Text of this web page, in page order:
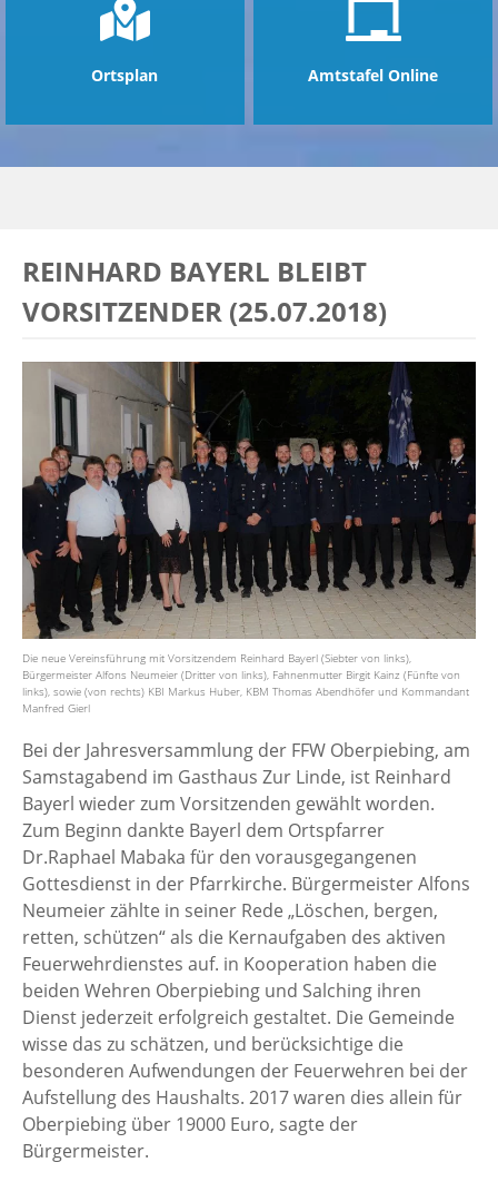
Ortsplan Amtstafel Online
REINHARD BAYERL BLEIBT
VORSITZENDER (25.07.2018)
Die neue Vereinsführung mit Vorsitzendem Reinhard Bayerl (Siebter von links),
Bürgermeister Alfons Neumeier (Dritter von links), Fahnenmutter Birgit Kainz (Fünfte von
links), sowie (von rechts) KBI Markus Huber, KBM Thomas Abendhöfer und Kommandant
Manfred Gierl
Bei der Jahresversammlung der FFW Oberpiebing, am
Samstagabend im Gasthaus Zur Linde, ist Reinhard
Bayerl wieder zum Vorsitzenden gewählt worden.
Zum Beginn dankte Bayerl dem Ortspfarrer
Dr.Raphael Mabaka für den vorausgegangenen
Gottesdienst in der Pfarrkirche. Bürgermeister Alfons
Neumeier zählte in seiner Rede „Löschen, bergen,
retten, schützen“ als die Kernaufgaben des aktiven
Feuerwehrdienstes auf. in Kooperation haben die
beiden Wehren Oberpiebing und Salching ihren
Dienst jederzeit erfolgreich gestaltet. Die Gemeinde
wisse das zu schätzen, und berücksichtige die
besonderen Aufwendungen der Feuerwehren bei der
Aufstellung des Haushalts. 2017 waren dies allein für
Oberpiebing über 19000 Euro, sagte der
Bürgermeister.